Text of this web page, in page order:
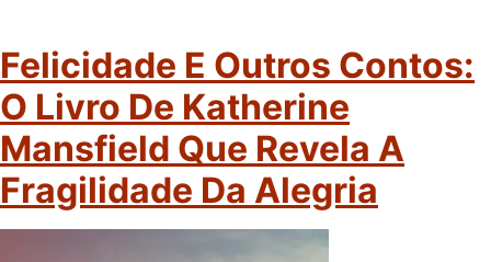
Felicidade E Outros Contos:
O Livro De Katherine
Mansfield Que Revela A
Fragilidade Da Alegria